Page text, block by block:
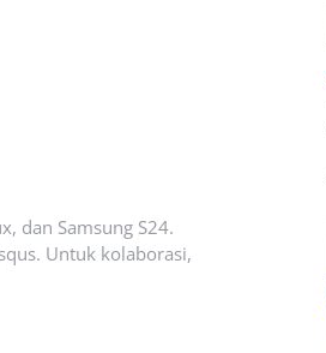
dan Samsung S24.
Untuk kolaborasi,